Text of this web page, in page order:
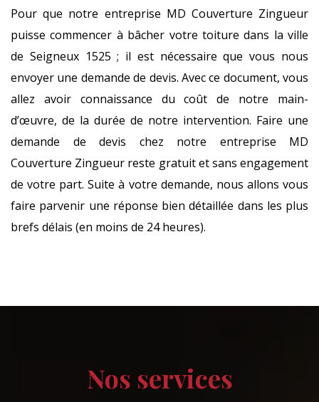
Pour que notre entreprise MD Couverture Zingueur
puisse commencer à bâcher votre toiture dans la ville
de Seigneux 1525 ; il est nécessaire que vous nous
envoyer une demande de devis. Avec ce document, vous
allez avoir connaissance du coût de notre main-
d’œuvre, de la durée de notre intervention. Faire une
demande de devis chez notre entreprise MD
Couverture Zingueur reste gratuit et sans engagement
de votre part. Suite à votre demande, nous allons vous
faire parvenir une réponse bien détaillée dans les plus
brefs délais (en moins de 24 heures).
Nos services